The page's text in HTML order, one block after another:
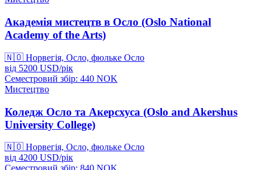
Академія мистецтв в Осло (Oslo National
Academy of the Arts)
🇳🇴 Норвегія, Осло, фюльке Осло
від 5200 USD/рік
Семестровий збір: 440 NOK
Мистецтво
Коледж Осло та Акерсхуса (Oslo and Akershus
University College)
🇳🇴 Норвегія, Осло, фюльке Осло
від 4200 USD/рік